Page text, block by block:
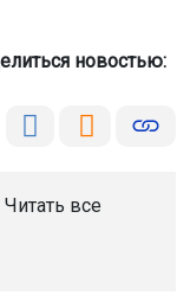
новостью:
Читать все